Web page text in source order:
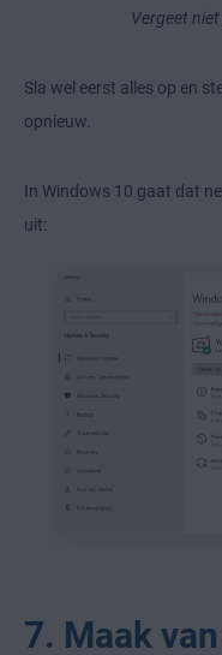
Vergeet
Sla wel eerst alles op en
opnieuw.
In Windows 10 gaat dat
uit:
7. Maak